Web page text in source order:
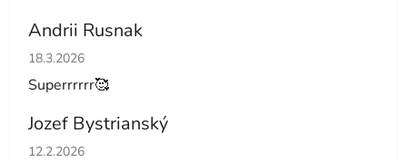
Andrii Rusnak
Hodnotenie obchodu je 5 z 5 hviezdičiek.
18.3.2026
Superrrrrr🥰
Jozef Bystrianský
Hodnotenie obchodu je 5 z 5 hviezdičiek.
12.2.2026